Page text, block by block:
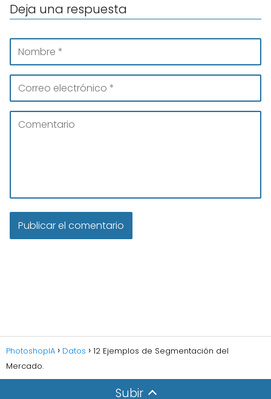
Deja una respuesta
PhotoshopIA Datos
12 Ejemplos de Segmentación del
Mercado.
Subir